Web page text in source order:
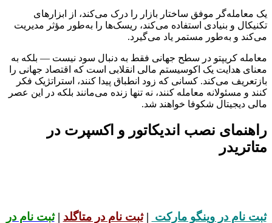
یک معامله‌گر موفق ساختار بازار را درک می‌کند، از ابزارهای
تکنیکال و بنیادی استفاده می‌کند، ریسک‌ها را به‌طور مؤثر مدیریت
می‌کند و به‌طور مستمر یاد می‌گیرد.
معامله کریپتو در سطح جهانی فقط به دنبال سود نیست — بلکه به
معنای هدایت یک اکوسیستم مالی انقلابی است که اقتصاد جهانی را
بازتعریف می‌کند. کسانی که زود انطباق پیدا کنند، استراتژیک فکر
کنند و مسئولانه معامله کنند، نه تنها زنده می‌مانند بلکه در این عصر
مالی دیجیتال شکوفا خواهند شد.
راهنمای نصب اندیکاتور و اکسپرت در
متاتریدر
ثبت نام در وینگو مارکت |ثبت نام در متاگلد |ثبت نام در